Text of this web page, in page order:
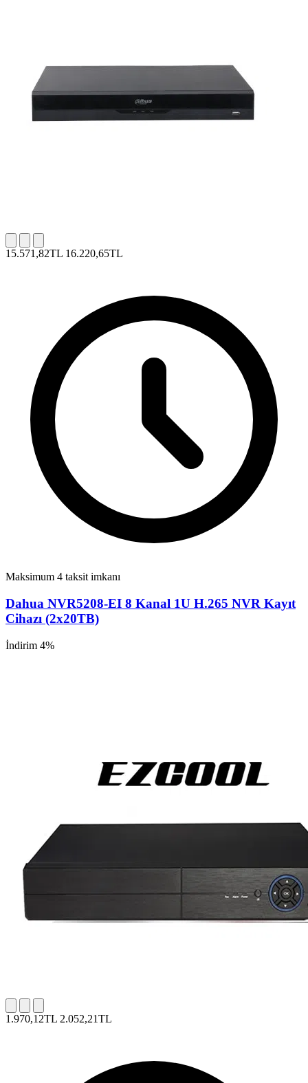
15.571,82TL 16.220,65TL
Maksimum 4 taksit imkanı
Dahua NVR5208-EI 8 Kanal 1U H.265 NVR Kayıt
Cihazı (2x20TB)
İndirim 4%
1.970,12TL 2.052,21TL